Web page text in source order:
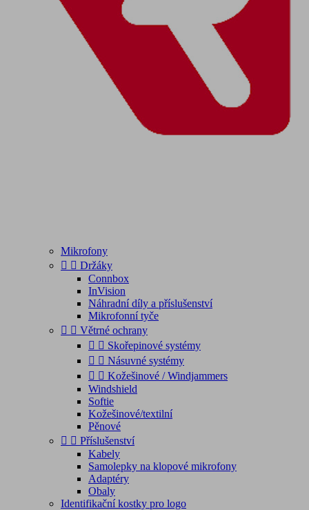
Mikrofony
  Držáky
Connbox
InVision
Náhradní díly a příslušenství
Mikrofonní tyče
  Větrné ochrany
  Skořepinové systémy
  Násuvné systémy
  Kožešinové / Windjammers
Windshield
Softie
Kožešinové/textilní
Pěnové
  Příslušenství
Kabely
Samolepky na klopové mikrofony
Adaptéry
Obaly
Identifikační kostky pro logo